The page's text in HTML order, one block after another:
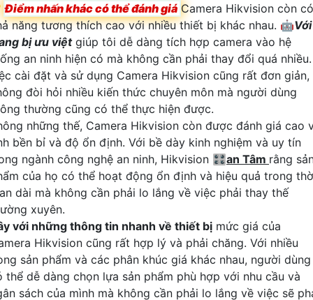
Điểm nhấn khác có thể đánh giá Camera Hikvision còn có
năng tương thích cao với nhiều thiết bị khác nhau. 🤖️Với
bị ưu việtgiúp tôi dễ dàng tích hợp camera vào hệ
an ninh hiện có mà không cần phải thay đổi quá nhiều.
cài đặt và sử dụng Camera Hikvision cũng rất đơn giản,
đòi hỏi nhiều kiến thức chuyên môn mà người dùng
thường cũng có thể thực hiện được.
những thế, Camera Hikvision còn được đánh giá cao
bền bỉ và độ ổn định. Với bề dày kinh nghiệm và uy tín
ngành công nghệ an ninh, Hikvision 🎛an Tâm rằng
của họ có thể hoạt động ổn định và hiệu quả trong
dài mà không cần phải lo lắng về việc phải thay thế
xuyên.
với những thông tin nhanh về thiết bị mức giá của
Hikvision cũng rất hợp lý và phải chăng. Với nhiều
sản phẩm và các phân khúc giá khác nhau, người dùng
thể dễ dàng chọn lựa sản phẩm phù hợp với nhu cầu và
sách của mình mà không cần phải lo lắng về việc sẽ